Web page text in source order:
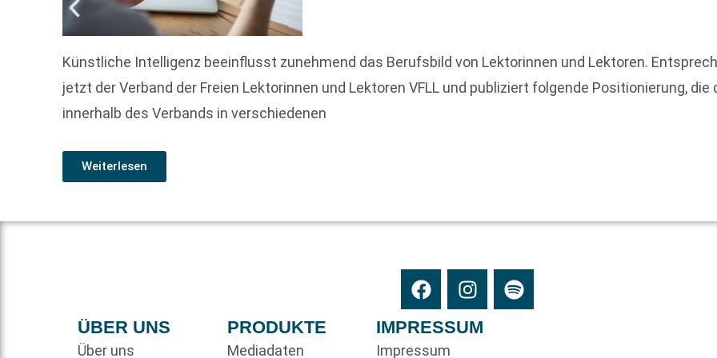
Künstliche Intelligenz beeinflusst zunehmend das Berufsbild von Lektorinnen und Lektoren.
jetzt der Verband der Freien Lektorinnen und Lektoren VFLL und publiziert folgende Positionierung,
innerhalb des Verbands in verschiedenen
Weiterlesen
ÜBER UNS
Über uns
PRODUKTE
Mediadaten
IMPRESSUM
Impressum